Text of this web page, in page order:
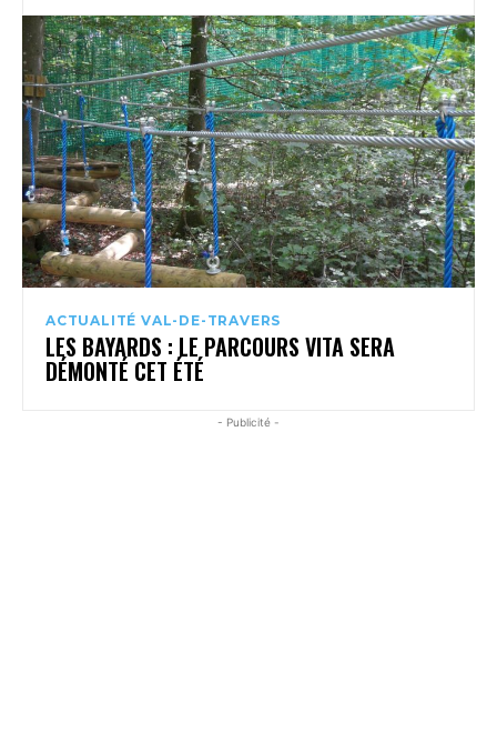
ACTUALITÉ VAL-DE-TRAVERS
LES BAYARDS : LE PARCOURS VITA SERA
DÉMONTÉ CET ÉTÉ
- Publicité -